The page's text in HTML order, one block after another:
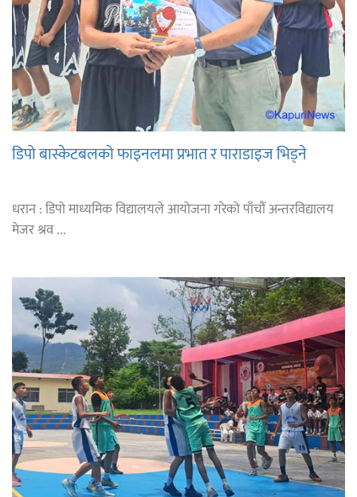
डिपो बास्केटबलको फाइनलमा प्रभात र पाराडाइज भिड्ने
धरान : डिपो माध्यमिक विद्यालयले आयोजना गरेको पाँचौं अन्तरविद्यालय
मेजर श्रव ...